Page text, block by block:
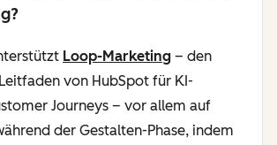
Loop-Marketing – den
von HubSpot für KI-
Journeys – vor allem auf
der Gestalten-Phase, indem